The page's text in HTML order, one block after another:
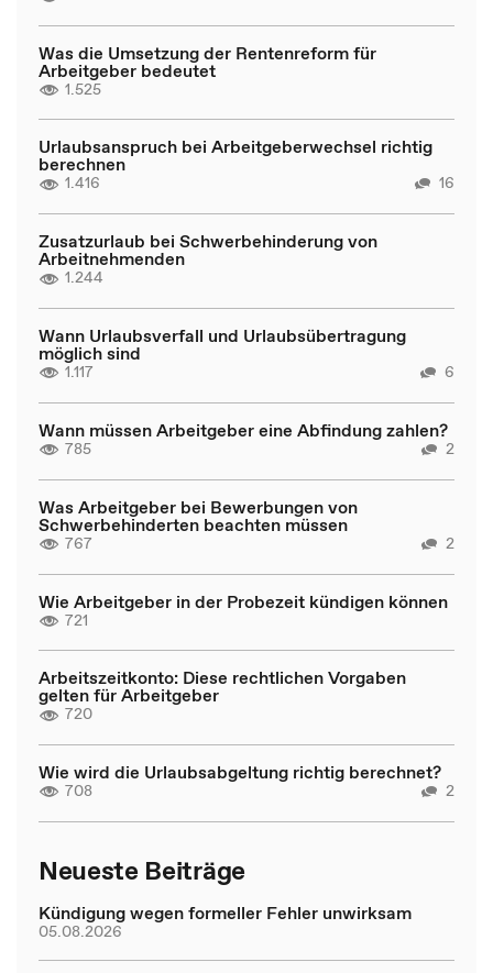
Was die Umsetzung der Rentenreform für
Arbeitgeber bedeutet
1.525
Urlaubsanspruch bei Arbeitgeberwechsel richtig
berechnen
1.416 16
Zusatzurlaub bei Schwerbehinderung von
Arbeitnehmenden
1.244
Wann Urlaubsverfall und Urlaubsübertragung
möglich sind
1.117 6
Wann müssen Arbeitgeber eine Abfindung zahlen?
785 2
Was Arbeitgeber bei Bewerbungen von
Schwerbehinderten beachten müssen
767 2
Wie Arbeitgeber in der Probezeit kündigen können
721
Arbeitszeitkonto: Diese rechtlichen Vorgaben
gelten für Arbeitgeber
720
Wie wird die Urlaubsabgeltung richtig berechnet?
708 2
Neueste Beiträge
Kündigung wegen formeller Fehler unwirksam
05.08.2026